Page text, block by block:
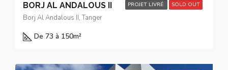
PROJET LIVRÉ SOLD OUT
BORJ AL ANDALOUS II
Borj Al Andalous II, Tanger
De 73 à 150m²